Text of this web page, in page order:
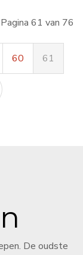
Pagina 61 van 76
60 61
De oudste